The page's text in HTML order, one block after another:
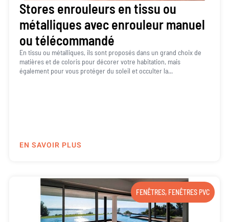
Stores enrouleurs en tissu ou
métalliques avec enrouleur manuel
ou télécommandé
En tissu ou métalliques, ils sont proposés dans un grand choix de
matières et de coloris pour décorer votre habitation, mais
également pour vous protéger du soleil et occulter la...
EN SAVOIR PLUS
FENÊTRES, FENÊTRES PVC